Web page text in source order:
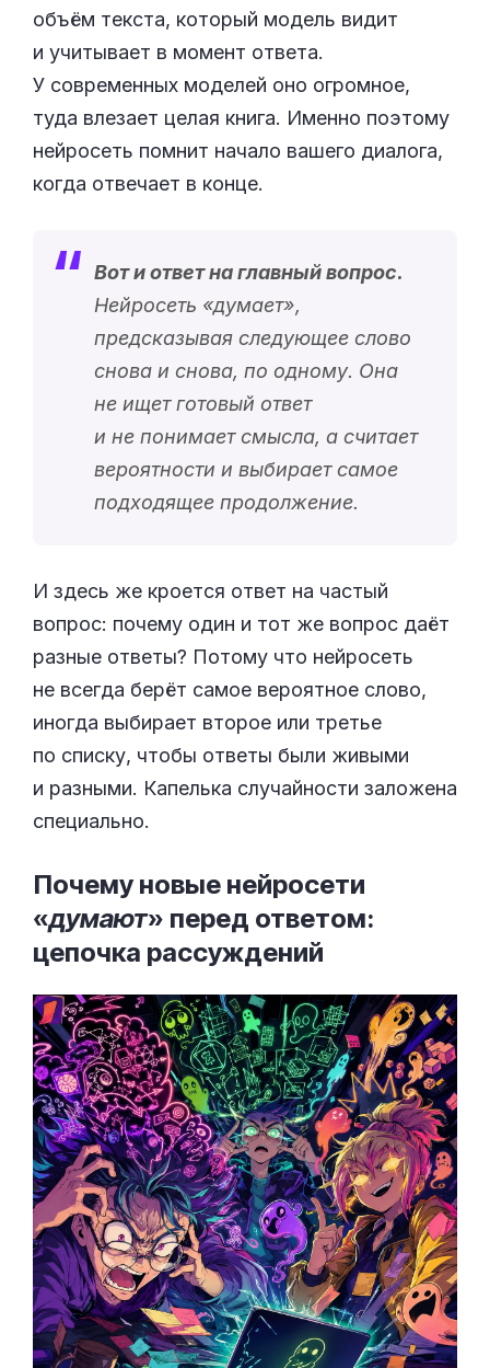
объём текста, который модель видит
и учитывает в момент ответа.
У современных моделей оно огромное,
туда влезает целая книга. Именно поэтому
нейросеть помнит начало вашего диалога,
когда отвечает в конце.
Вот и ответ на главный вопрос.
Нейросеть «думает»,
предсказывая следующее слово
снова и снова, по одному. Она
не ищет готовый ответ
и не понимает смысла, а считает
вероятности и выбирает самое
подходящее продолжение.
И здесь же кроется ответ на частый
вопрос: почему один и тот же вопрос даёт
разные ответы? Потому что нейросеть
не всегда берёт самое вероятное слово,
иногда выбирает второе или третье
по списку, чтобы ответы были живыми
и разными. Капелька случайности заложена
специально.
Почему новые нейросети
«думают» перед ответом:
цепочка рассуждений